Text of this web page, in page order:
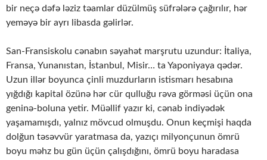
bir neçə dəfə ləziz təamlar düzülmüş süfrələrə çağırılır, hər
yeməyə bir ayrı libasda gəlirlər.
San-Fransiskolu cənabın səyahət marşrutu uzundur: İtaliya,
Fransa, Yunanıstan, İstanbul, Misir… ta Yaponiyaya qədər.
Uzun illər boyunca çinli muzdurların istismarı hesabına
yığdığı kapital özünə hər cür qulluğu rəva görməsi üçün ona
geninə-boluna yetir. Müəllif yazır ki, cənab indiyədək
yaşamamışdı, yalnız mövcud olmuşdu. Onun keçmişi haqda
dolğun təsəvvür yaratmasa da, yazıçı milyonçunun ömrü
boyu məhz bu gün üçün çalışdığını, ömrü boyu haradasa